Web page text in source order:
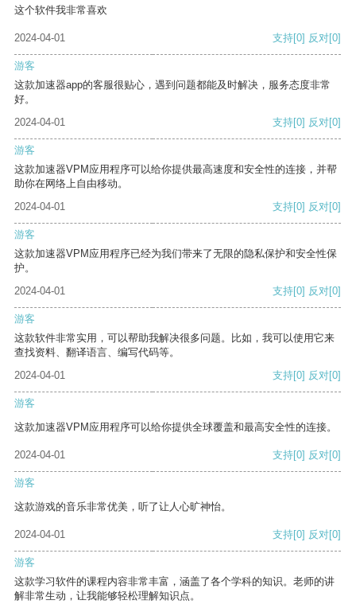
这个软件我非常喜欢
2024-04-01 支持[0] 反对[0]
游客
这款加速器app的客服很贴心，遇到问题都能及时解决，服务态度非常
好。
2024-04-01
支持[0] 反对[0]
游客
这款加速器VPM应用程序可以给你提供最高速度和安全性的连接，并帮
助你在网络上自由移动。
2024-04-01
支持[0] 反对[0]
游客
这款加速器VPM应用程序已经为我们带来了无限的隐私保护和安全性保
护。
2024-04-01
支持[0] 反对[0]
游客
这款软件非常实用，可以帮助我解决很多问题。比如，我可以使用它来
查找资料、翻译语言、编写代码等。
2024-04-01
支持[0] 反对[0]
游客
这款加速器VPM应用程序可以给你提供全球覆盖和最高安全性的连接。
2024-04-01 支持[0] 反对[0]
游客
这款游戏的音乐非常优美，听了让人心旷神怡。
2024-04-01 支持[0] 反对[0]
游客
这款学习软件的课程内容非常丰富，涵盖了各个学科的知识。老师的讲
解非常生动，让我能够轻松理解知识点。